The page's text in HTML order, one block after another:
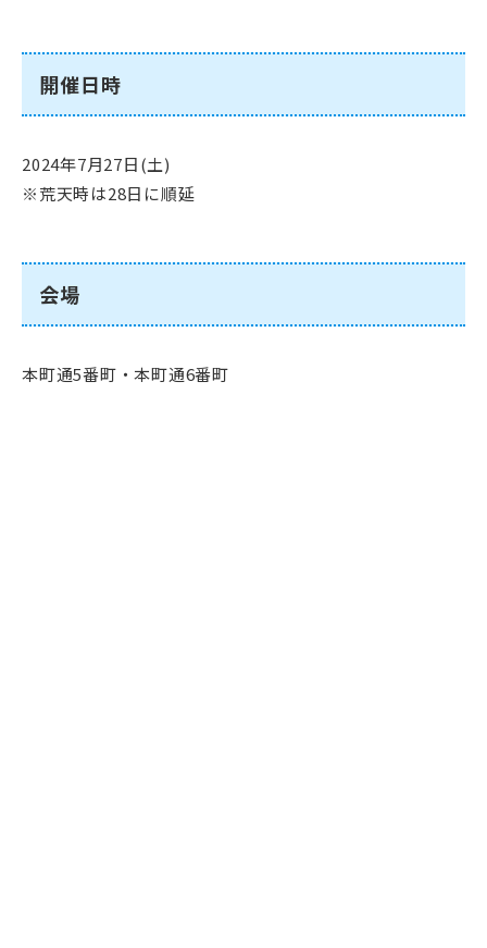
開催日時
2024年7月27日(土)
※荒天時は28日に順延
会場
本町通5番町・本町通6番町